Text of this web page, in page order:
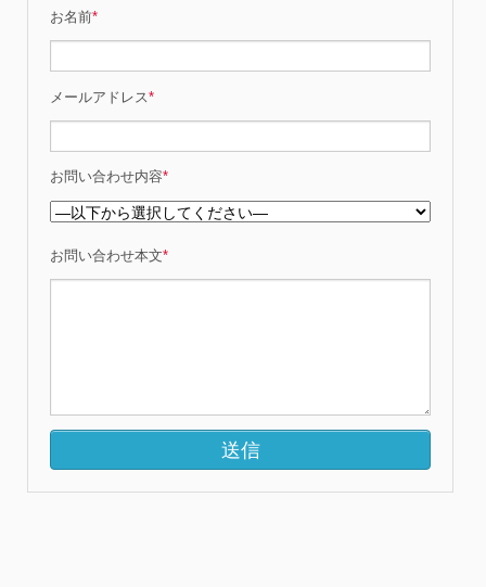
お名前*
メールアドレス*
お問い合わせ内容*
お問い合わせ本文*